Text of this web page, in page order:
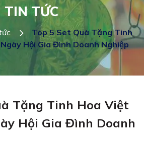
TIN TỨC
Top 5 Set Quà Tặng Tinh
Hội Gia Đình Doanh Nghiệp
Tặng Tinh Hoa Việt
Hội Gia Đình Doanh